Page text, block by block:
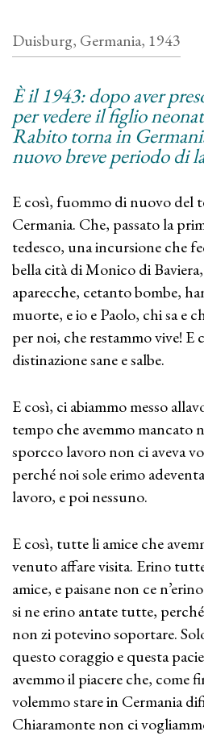
Duisburg, Germania, 1943
È il 1943: dopo aver
per vedere il figlio
Rabito torna in
nuovo breve periodo di
E così, fuommo di nuovo del
Cermania. Che, passato la
tedesco, una incursione che
bella cità di Monico di
aparecche, cetanto bombe,
muorte, e io e Paolo, chi sa e
per noi, che restammo vive! E
distinazione sane e salbe.
E così, ci abiammo messo
tempo che avemmo mancato
sporcco lavoro non ci aveva
perché noi sole erimo
lavoro, e poi nessuno.
E così, tutte li amice che
venuto affare visita. Erino
amice, e paisane non ce
si ne erino antate tutte, perché
non zi potevino soportare.
questo coraggio e questa
avemmo il piacere che, come
volemmo stare in Cermania
Chiaramonte non ci